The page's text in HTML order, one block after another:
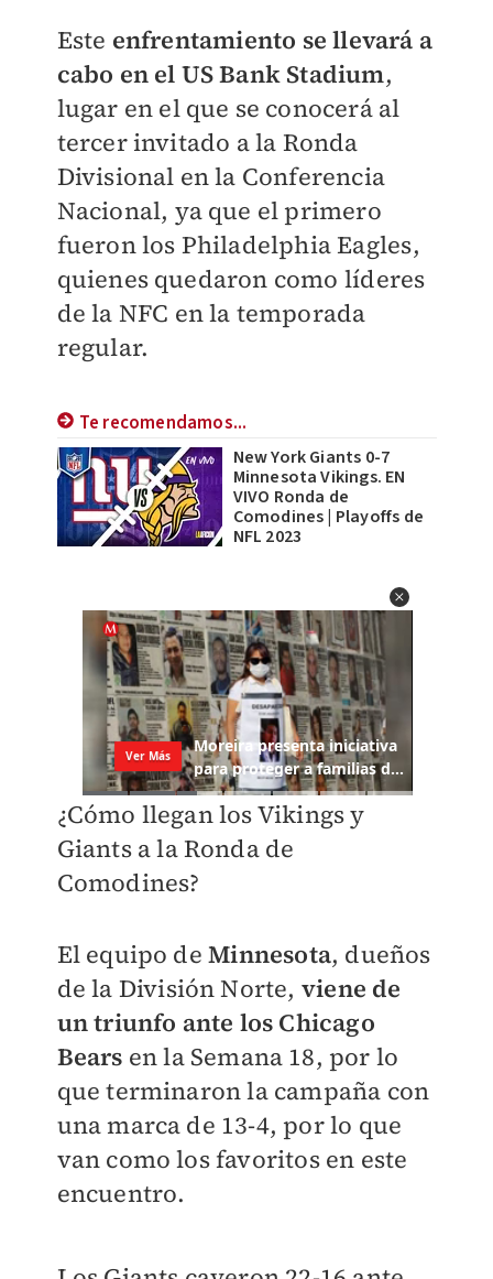
Este enfrentamiento se llevará a
cabo en el US Bank Stadium,
lugar en el que se conocerá al
tercer invitado a la Ronda
Divisional en la Conferencia
Nacional, ya que el primero
fueron los Philadelphia Eagles,
quienes quedaron como líderes
de la NFC en la temporada
regular.
Te recomendamos...
New York Giants 0-7
Minnesota Vikings. EN
VIVO Ronda de
Comodines | Playoffs de
NFL 2023
¿Cómo llegan los Vikings y
Giants a la Ronda de
Comodines?
El equipo deMinnesota, dueños
de la División Norte, viene de
un triunfo ante los Chicago
Bears en la Semana 18, por lo
que terminaron la campaña con
una marca de 13-4, por lo que
van como los favoritos en este
encuentro.